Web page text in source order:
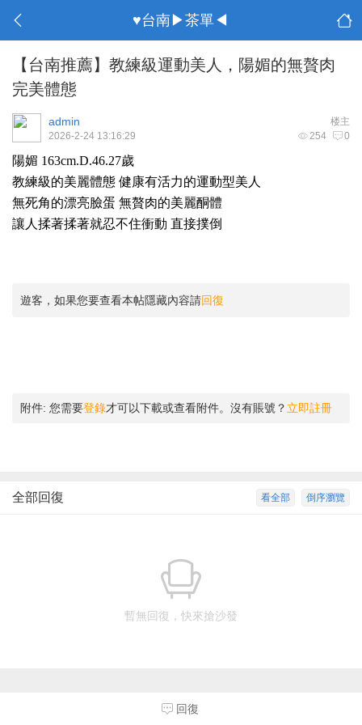
♥台南▶茶單◀
【台南推薦】教練級運動美人，陽媚的無贅肉
完美體態
楼主
admin
254 0
2026-2-24 13:16:29
陽媚 163cm.D.46.27歲
教練級的美麗體態 健康有活力的運動型美人
無死角的漂亮臉蛋 無贅肉的美麗酮體
讓人揉著揉著就忍不住衝動 直接撲倒
遊客，如果您要查看本帖隱藏內容請回復
附件: 您需要登錄才可以下載或查看附件。沒有賬號？ 立即註冊
倒序瀏覽
看全部
全部回復
暫無回復，快來搶沙發
回復